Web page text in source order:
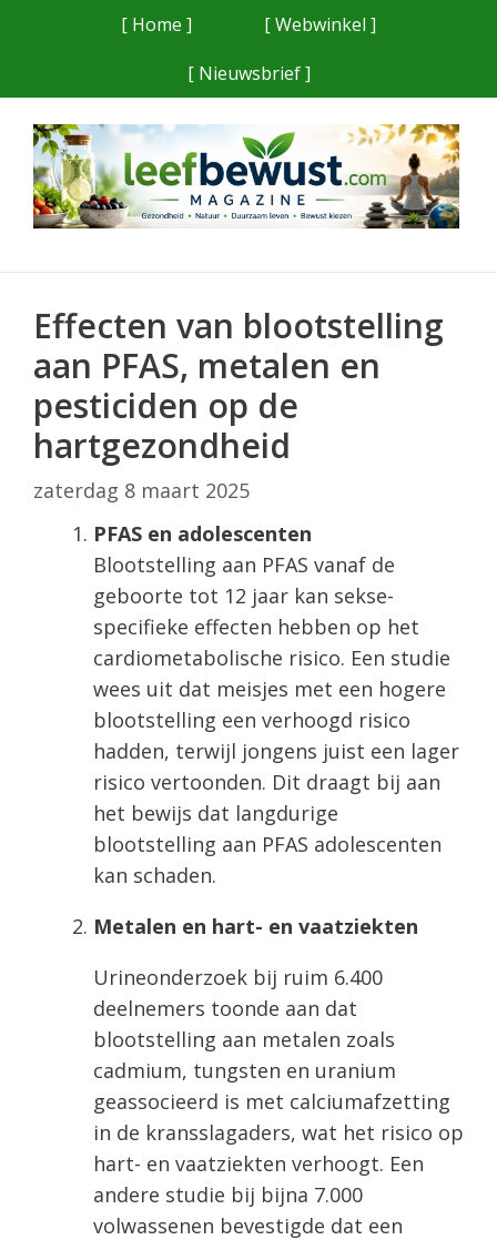
[ Home ]
[ Webwinkel ]
[ Nieuwsbrief ]
Effecten van blootstelling
aan PFAS, metalen en
pesticiden op de
hartgezondheid
zaterdag 8 maart 2025
PFAS en adolescenten
Blootstelling aan PFAS vanaf de
geboorte tot 12 jaar kan sekse-
specifieke effecten hebben op het
cardiometabolische risico. Een studie
wees uit dat meisjes met een hogere
blootstelling een verhoogd risico
hadden, terwijl jongens juist een lager
risico vertoonden. Dit draagt bij aan
het bewijs dat langdurige
blootstelling aan PFAS adolescenten
kan schaden.
Metalen en hart- en vaatziekten
Urineonderzoek bij ruim 6.400
deelnemers toonde aan dat
blootstelling aan metalen zoals
cadmium, tungsten en uranium
geassocieerd is met calciumafzetting
in de kransslagaders, wat het risico op
hart- en vaatziekten verhoogt. Een
andere studie bij bijna 7.000
volwassenen bevestigde dat een